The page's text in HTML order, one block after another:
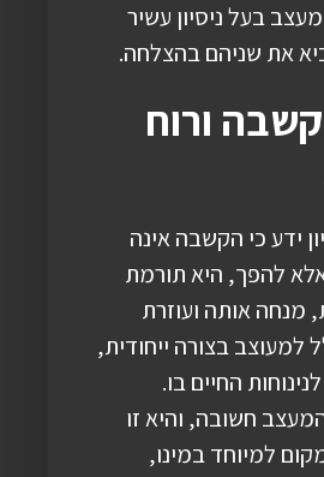
בעל ניסיון עשיר
את שניהם בהצלחה.
ורוח
ידע כי הקשבה אינה
להפך, היא תורמת
מנחה אותה ועוזרת
למעוצב בצורה ייחודית,
החיים בו.
חשובה, והיא זו
למיוחד במינו,